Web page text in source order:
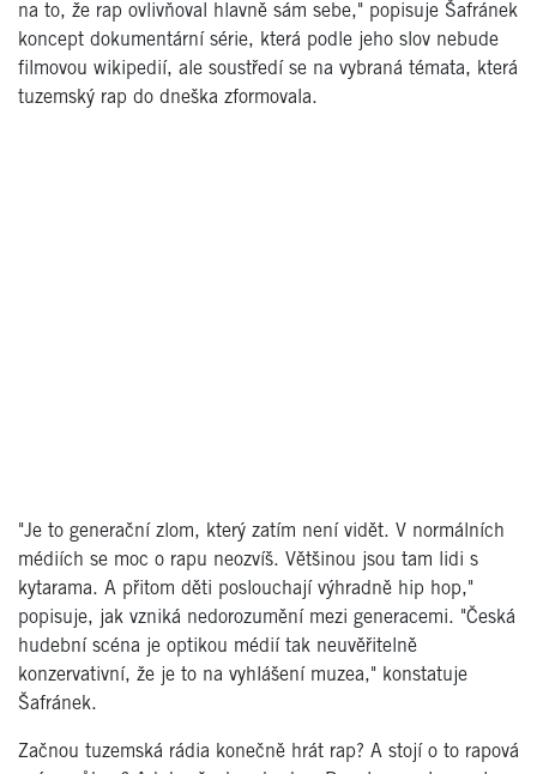
na to, že rap ovlivňoval hlavně sám sebe," popisuje Šafránek
koncept dokumentární série, která podle jeho slov nebude
filmovou wikipedií, ale soustředí se na vybraná témata, která
tuzemský rap do dneška zformovala.
"Je to generační zlom, který zatím není vidět. V normálních
médiích se moc o rapu neozvíš. Většinou jsou tam lidi s
kytarama. A přitom děti poslouchají výhradně hip hop,"
popisuje, jak vzniká nedorozumění mezi generacemi. "Česká
hudební scéna je optikou médií tak neuvěřitelně
konzervativní, že je to na vyhlášení muzea," konstatuje
Šafránek.
Začnou tuzemská rádia konečně hrát rap? A stojí o to rapová